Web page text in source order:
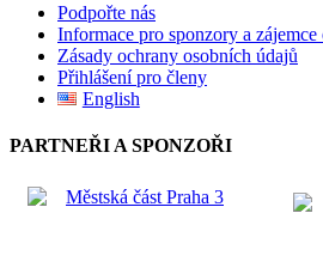
Podpořte nás
Informace pro sponzory a
Zásady ochrany osobních údajů
Přihlášení pro členy
English
PARTNEŘI A SPONZOŘI